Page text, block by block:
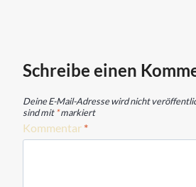
Schreibe einen
Deine E-Mail-Adresse wird nicht
sind mit*markiert
Kommentar *